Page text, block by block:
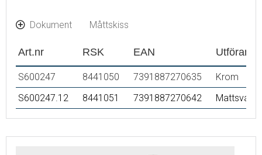
Dokument Måttskiss
Art.nr RSK EAN Utförande
S600247 8441050 7391887270635
Krom
S600247.12
8441051 7391887270642 Mattsvart